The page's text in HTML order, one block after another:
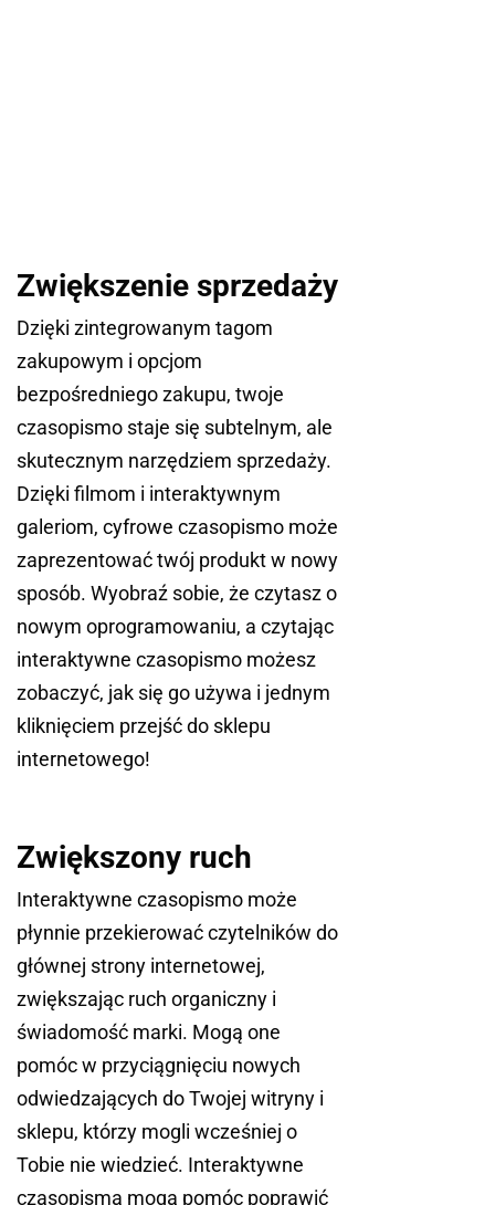
Zwiększenie sprzedaży
Dzięki zintegrowanym tagom
zakupowym i opcjom
bezpośredniego zakupu, twoje
czasopismo staje się subtelnym, ale
skutecznym narzędziem sprzedaży.
Dzięki filmom i interaktywnym
galeriom, cyfrowe czasopismo może
zaprezentować twój produkt w nowy
sposób. Wyobraź sobie, że czytasz o
nowym oprogramowaniu, a czytając
interaktywne czasopismo możesz
zobaczyć, jak się go używa i jednym
kliknięciem przejść do sklepu
internetowego!
Zwiększony ruch
Interaktywne czasopismo może
płynnie przekierować czytelników do
głównej strony internetowej,
zwiększając ruch organiczny i
świadomość marki. Mogą one
pomóc w przyciągnięciu nowych
odwiedzających do Twojej witryny i
sklepu, którzy mogli wcześniej o
Tobie nie wiedzieć. Interaktywne
czasopisma mogą pomóc poprawić